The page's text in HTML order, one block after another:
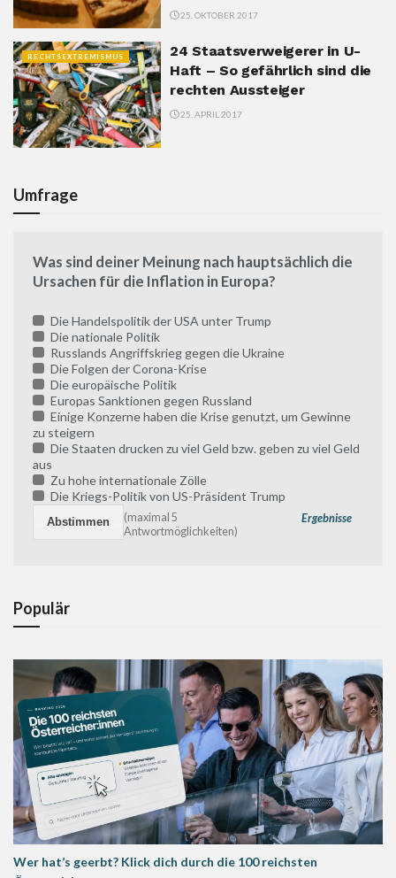
25. OKTOBER 2017
RECHTSEXTREMISMUS
24 Staatsverweigerer in U-
Haft – So gefährlich sind die
rechten Aussteiger
25. APRIL 2017
Umfrage
Was sind deiner Meinung nach hauptsächlich die
Ursachen für die Inflation in Europa?
Die Handelspolitik der USA unter Trump
Die nationale Politik
Russlands Angriffskrieg gegen die Ukraine
Die Folgen der Corona-Krise
Die europäische Politik
Europas Sanktionen gegen Russland
Einige Konzerne haben die Krise genutzt, um Gewinne
zu steigern
Die Staaten drucken zu viel Geld bzw. geben zu viel Geld
aus
Zu hohe internationale Zölle
Die Kriegs-Politik von US-Präsident Trump
Ergebnisse
(maximal 5
Antwortmöglichkeiten)
Populär
Wer hat’s geerbt? Klick dich durch die 100 reichsten